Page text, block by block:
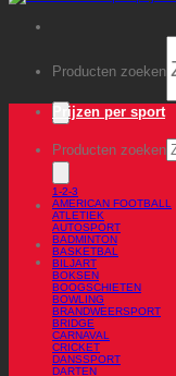
Producten zoeken
Producten zoeken
Prijzen per sport
1-2-3
AMERICAN FOOTBALL
ATLETIEK
AUTOSPORT
BADMINTON
BASKETBAL
BILJART
BOKSEN
BOOGSCHIETEN
BOWLING
BRANDWEERSPORT
BRIDGE
CARNAVAL
CRICKET
DANSSPORT
DARTEN